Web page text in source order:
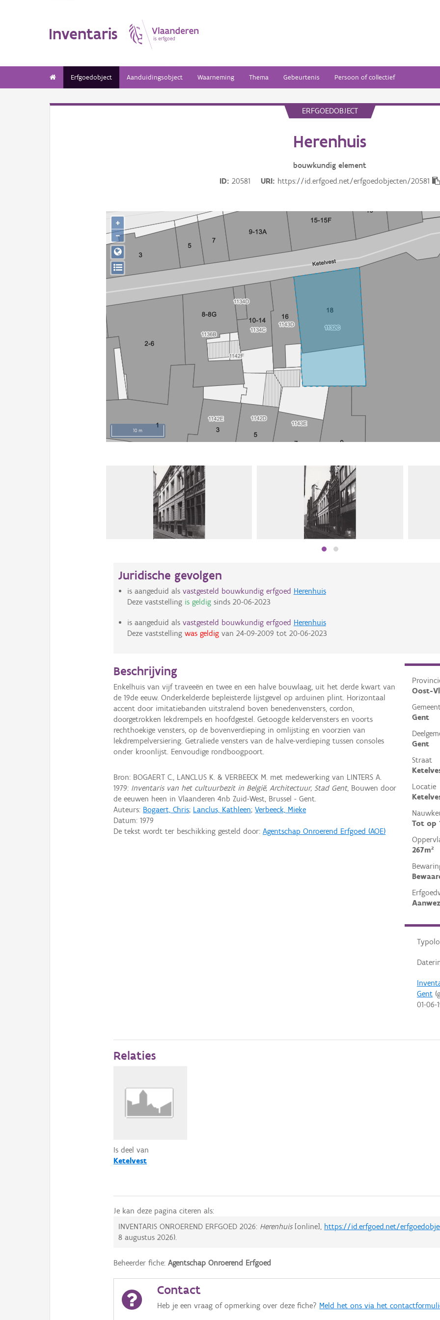
Inventaris
Erfgoedobject Aanduidingsobject Waarneming Thema Gebeurtenis Persoon of collectief
ERFGOEDOBJECT
Herenhuis
bouwkundig element
ID
20581 URI https://id.erfgoed.net/erfgoedobjecten/20581
10 m
+
−
Juridische gevolgen
is aangeduid als vastgesteld bouwkundig erfgoed Herenhuis
Deze vaststelling is geldigsinds 20-06-2023
is aangeduid als vastgesteld bouwkundig erfgoed Herenhuis
Deze vaststelling was geldigvan 24-09-2009 tot 20-06-2023
Oost-
Gent
Gent
Straat
Locatie
Tot op
267m²
Gent
01-06-
Beschrijving
Enkelhuis van vijf traveeën en twee en een halve bouwlaag, uit het derde kwart van
de 19de eeuw. Onderkelderde bepleisterde lijstgevel op arduinen plint. Horizontaal
accent door imitatiebanden uitstralend boven benedenvensters, cordon,
doorgetrokken lekdrempels en hoofdgestel. Getoogde keldervensters en voorts
rechthoekige vensters, op de bovenverdieping in omlijsting en voorzien van
lekdrempelversiering. Getraliede vensters van de halve-verdieping tussen consoles
onder kroonlijst. Eenvoudige rondboogpoort.
Bron: BOGAERT C., LANCLUS K. & VERBEECK M. met medewerking van LINTERS A.
1979: Inventaris van het cultuurbezit in België, Architectuur, Stad Gent, Bouwen door
de eeuwen heen in Vlaanderen 4nb Zuid-West, Brussel - Gent.
Auteurs: Bogaert, Chris; Lanclus, Kathleen;Verbeeck, Mieke
Datum:1979
De tekst wordt ter beschikking gesteld door:Agentschap Onroerend Erfgoed (AOE)
Relaties
Is deel van
Ketelvest
Je kan deze pagina citeren als:
INVENTARIS ONROEREND ERFGOED 2026: Herenhuis[online], https://id.erfgoed.net/
8 augustus 2026).
Beheerder fiche:Agentschap Onroerend Erfgoed
Contact
Heb je een vraag of opmerking over deze fiche? Meld het ons via het